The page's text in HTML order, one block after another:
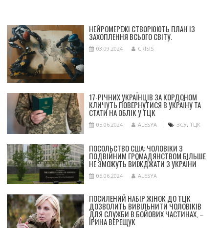
НЕЙРОМЕРЕЖІ СТВОРЮЮТЬ ПЛАН ІЗ
ЗАХОПЛЕННЯ ВСЬОГО СВІТУ.
03.09.2024 CRISIS
17-РІЧНИХ УКРАЇНЦІВ ЗА КОРДОНОМ
КЛИЧУТЬ ПОВЕРНУТИСЯ В УКРАЇНУ ТА
СТАТИ НА ОБЛІК У ТЦК
05.06.2024 ALESYA ЗСУ, ТЦК
ПОСОЛЬСТВО США: ЧОЛОВІКИ З
ПОДВІЙНИМ ГРОМАДЯНСТВОМ БІЛЬШЕ
НЕ ЗМОЖУТЬ ВИЇЖДЖАТИ З УКРАЇНИ
05.06.2024 ALESYA
ПОСИЛЕНИЙ НАБІР ЖІНОК ДО ТЦК
ДОЗВОЛИТЬ ВИВІЛЬНИТИ ЧОЛОВІКІВ
ДЛЯ СЛУЖБИ В БОЙОВИХ ЧАСТИНАХ, –
ІРИНА ВЕРЕЩУК